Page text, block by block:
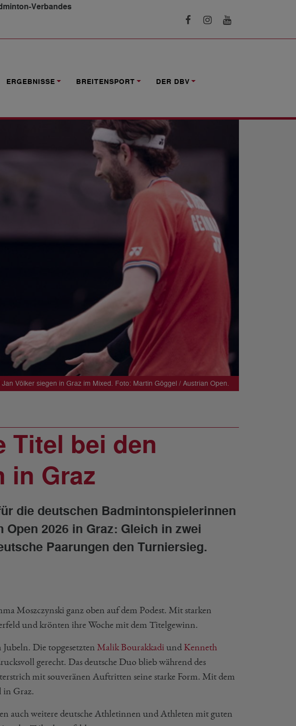
Verbandes
ERGEBNISSE BREITENSPORT DER DBV
Völker siegen in Graz im Mixed. Foto: Martin Göggel / Austrian Open.
Titel bei den
in Graz
die deutschen Badmintonspielerinnen
2026 in Graz: Gleich in zwei
Paarungen den Turniersieg.
Moszczynski ganz oben auf dem Podest. Mit starken
und krönten ihre Woche mit dem Titelgewinn.
Die topgesetzten Malik Bourakkadi und Kenneth
gerecht. Das deutsche Duo blieb während des
mit souveränen Auftritten seine starke Form. Mit dem
in Graz.
auch weitere deutsche Athletinnen und Athleten mit guten